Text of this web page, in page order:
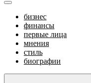
бизнес
финансы
первые лица
мнения
стиль
биографии